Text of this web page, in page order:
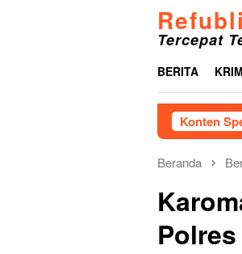
Tercepat
BERITA
Konten
Beranda